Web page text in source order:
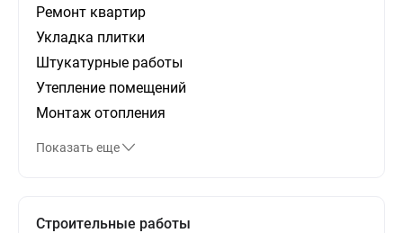
Ремонт квартир
Укладка плитки
Штукатурные работы
Утепление помещений
Монтаж отопления
Показать еще
Строительные работы